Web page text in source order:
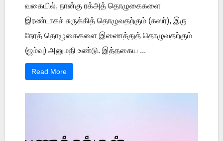
வகையில், நான்கு ரக்அத் தொழுகைகளை
இரண்டாகச் சுருக்கித் தொழுவதற்கும் (கஸர்), இரு
நேரத் தொழுகைகளை இணைத்துத் தொழுவதற்கும்
(ஜம்வு) அனுமதி உண்டு. இத்தகைய ...
Read More